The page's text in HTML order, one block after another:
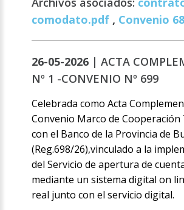
comodato.pdf , Convenio
26-05-2026 |ACTA
Nº 1 -CONVENIO Nº 699
Celebrada como Acta
Convenio Marco de Cooperación
con el Banco de la Provincia de
(Reg.698/26),vinculado a la
del Servicio de apertura de
mediante un sistema digital on
real junto con el servicio digital.